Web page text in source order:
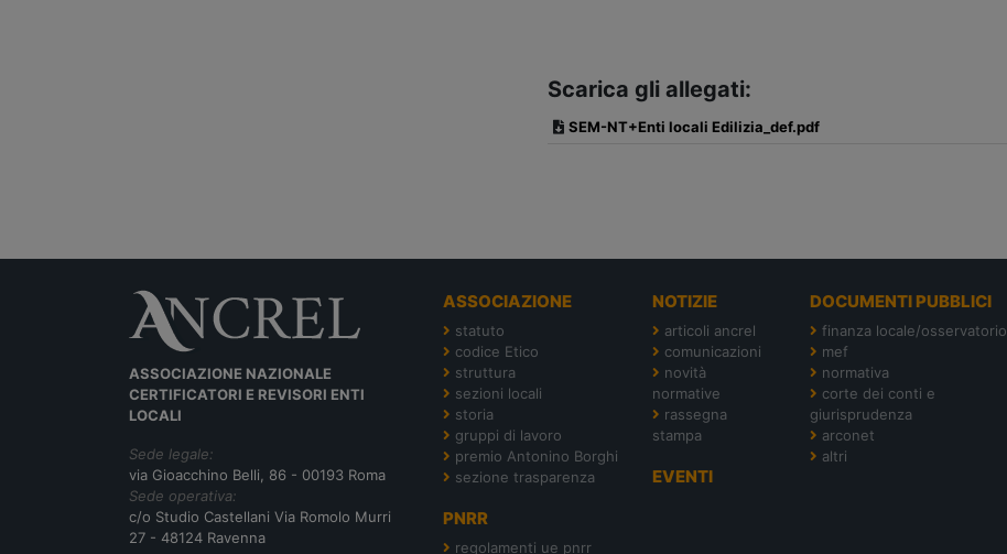
Scarica gli allegati:
SEM-NT+Enti locali Edilizia_def.pdf
ASSOCIAZIONE NAZIONALE
CERTIFICATORI E REVISORI ENTI
LOCALI
Sede legale:
via Gioacchino Belli, 86 - 00193 Roma
Sede operativa:
c/o Studio Castellani Via Romolo Murri
27 - 48124 Ravenna
ASSOCIAZIONE
statuto
codice Etico
struttura
sezioni locali
storia
gruppi di lavoro
premio Antonino Borghi
sezione trasparenza
NOTIZIE
articoli ancrel
comunicazioni
novità
normative
rassegna
stampa
EVENTI
DOCUMENTI PUBBLICI
finanza locale/osservatorio
mef
normativa
corte dei conti e
giurisprudenza
arconet
altri
PNRR
regolamenti ue pnrr